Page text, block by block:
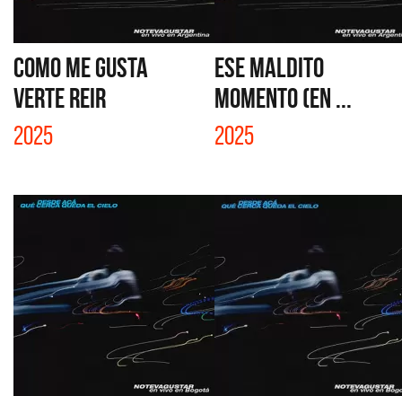
COMO ME GUSTA
VERTE REIR
2025
ESE MALDITO
MOMENTO (EN ...
2025